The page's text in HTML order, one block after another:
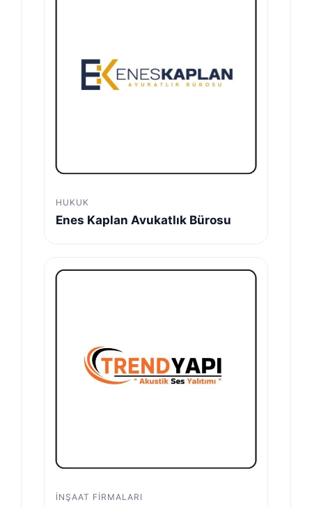
HUKUK
Enes Kaplan Avukatlık Bürosu
İNŞAAT FIRMALARI